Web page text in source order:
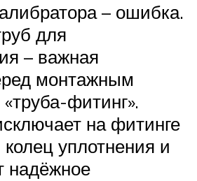
– ошибка.
для
– важная
монтажным
фитинг».
на фитинге
уплотнения и
надёжное